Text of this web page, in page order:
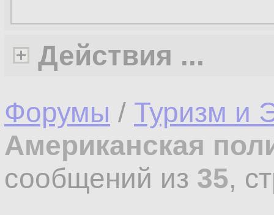
Действия ...
Форумы / Туризм и
Американская
сообщений из 35,